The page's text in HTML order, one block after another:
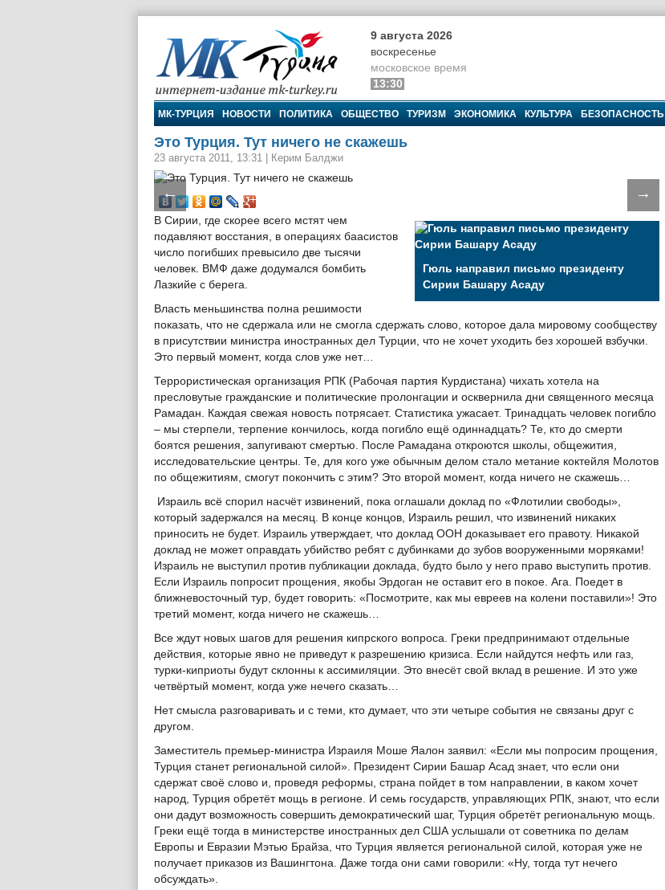
МК-Турция
9 августа 2026
воскресенье
московское время
13:30
МК-ТУРЦИЯ НОВОСТИ ПОЛИТИКА ОБЩЕСТВО ТУРИЗМ ЭКОНОМИКА КУЛЬТУРА БЕЗОПАСНОСТЬ
Это Турция. Тут ничего не скажешь
23 августа 2011, 13:31 Керим Балджи
← →
Гюль направил письмо президенту
Сирии Башару Асаду
В Сирии, где скорее всего мстят чем
подавляют восстания, в операциях баасистов
число погибших превысило две тысячи
человек. ВМФ даже додумался бомбить
Лазкийе с берега.
Власть меньшинства полна решимости
показать, что не сдержала или не смогла сдержать слово, которое дала мировому сообществу
в присутствии министра иностранных дел Турции, что не хочет уходить без хорошей взбучки.
Это первый момент, когда слов уже нет…
Террористическая организация РПК (Рабочая партия Курдистана) чихать хотела на
пресловутые гражданские и политические пролонгации и осквернила дни священного месяца
Рамадан. Каждая свежая новость потрясает. Статистика ужасает. Тринадцать человек погибло
– мы стерпели, терпение кончилось, когда погибло ещё одиннадцать? Те, кто до смерти
боятся решения, запугивают смертью. После Рамадана откроются школы, общежития,
исследовательские центры. Те, для кого уже обычным делом стало метание коктейля Молотов
по общежитиям, смогут покончить с этим? Это второй момент, когда ничего не скажешь…
Израиль всё спорил насчёт извинений, пока оглашали доклад по «Флотилии свободы»,
который задержался на месяц. В конце концов, Израиль решил, что извинений никаких
приносить не будет. Израиль утверждает, что доклад ООН доказывает его правоту. Никакой
доклад не может оправдать убийство ребят с дубинками до зубов вооруженными моряками!
Израиль не выступил против публикации доклада, будто было у него право выступить против.
Если Израиль попросит прощения, якобы Эрдоган не оставит его в покое. Ага. Поедет в
ближневосточный тур, будет говорить: «Посмотрите, как мы евреев на колени поставили»! Это
третий момент, когда ничего не скажешь…
Все ждут новых шагов для решения кипрского вопроса. Греки предпринимают отдельные
действия, которые явно не приведут к разрешению кризиса. Если найдутся нефть или газ,
турки-киприоты будут склонны к ассимиляции. Это внесёт свой вклад в решение. И это уже
четвёртый момент, когда уже нечего сказать…
Нет смысла разговаривать и с теми, кто думает, что эти четыре события не связаны друг с
другом.
Заместитель премьер-министра Израиля Моше Яалон заявил: «Если мы попросим прощения,
Турция станет региональной силой». Президент Сирии Башар Асад знает, что если они
сдержат своё слово и, проведя реформы, страна пойдет в том направлении, в каком хочет
народ, Турция обретёт мощь в регионе. И семь государств, управляющих РПК, знают, что если
они дадут возможность совершить демократический шаг, Турция обретёт региональную мощь.
Греки ещё тогда в министерстве иностранных дел США услышали от советника по делам
Европы и Евразии Мэтью Брайза, что Турция является региональной силой, которая уже не
получает приказов из Вашингтона. Даже тогда они сами говорили: «Ну, тогда тут нечего
обсуждать».